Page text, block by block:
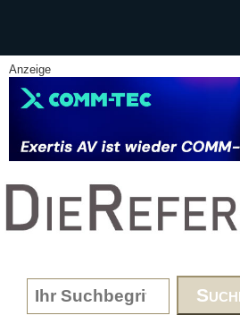
Anzeige
Search form